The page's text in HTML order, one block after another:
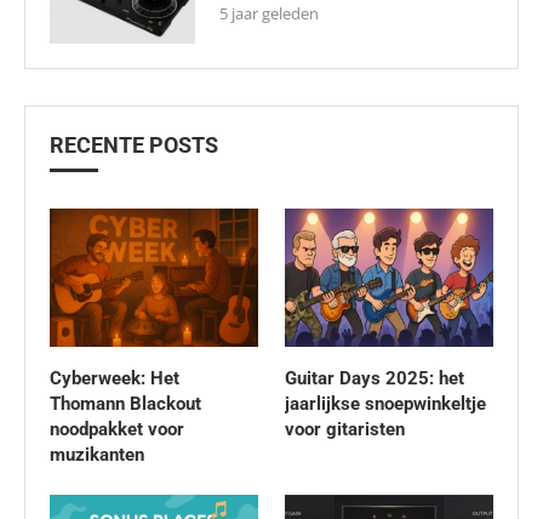
5 jaar geleden
RECENTE POSTS
Cyberweek: Het
Thomann Blackout
noodpakket voor
muzikanten
Guitar Days 2025: het
jaarlijkse snoepwinkeltje
voor gitaristen